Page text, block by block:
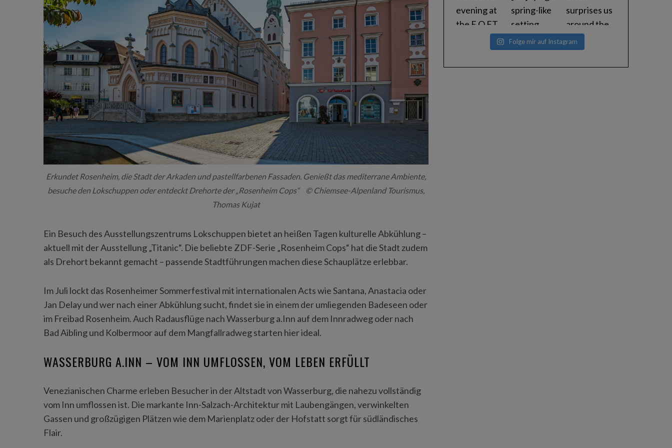
Erkundet Rosenheim, die Stadt der Arkaden und pastellfarbenen Fassaden. Genießt das mediterrane Ambiente,
besuche den Lokschuppen oder entdeckt Drehorte der „Rosenheim Cops“ © Chiemsee-Alpenland Tourismus,
Thomas Kujat
Ein Besuch des Ausstellungszentrums Lokschuppen bietet an heißen Tagen kulturelle Abkühlung –
aktuell mit der Ausstellung „Titanic“. Die beliebte ZDF-Serie „Rosenheim Cops“ hat die Stadt zudem
als Drehort bekannt gemacht – passende Stadtführungen machen diese Schauplätze erlebbar.
Im Juli lockt das Rosenheimer Sommerfestival mit internationalen Acts wie Santana, Anastacia oder
Jan Delay und wer nach einer Abkühlung sucht, findet sie in einem der umliegenden Badeseen oder
im Freibad Rosenheim. Auch Radausflüge nach Wasserburg a.Inn auf dem Innradweg oder nach
Bad Aibling und Kolbermoor auf dem Mangfallradweg starten hier ideal.
WASSERBURG A.INN – VOM INN UMFLOSSEN, VOM LEBEN ERFÜLLT
Venezianischen Charme erleben Besucher in der Altstadt von Wasserburg, die nahezu vollständig
vom Inn umflossen ist. Die markante Inn-Salzach-Architektur mit Laubengängen, verwinkelten
Gassen und großzügigen Plätzen wie dem Marienplatz oder der Hofstatt sorgt für südländisches
Flair.
Folge mir auf Instagram